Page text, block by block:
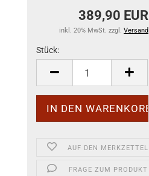
389,90 EUR
inkl. 20% MwSt. zzgl. Versand
Stück:
Stück
AUF DEN MERKZETTEL
FRAGE ZUM PRODUKT